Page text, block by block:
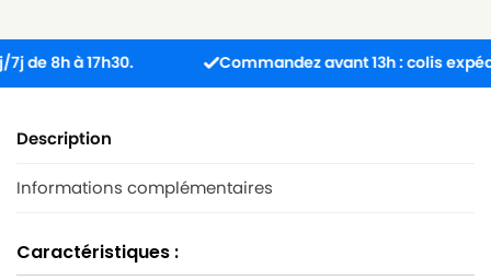
à 17h30. Commandez avant 13h : colis expédié
Description
Informations complémentaires
Caractéristiques :